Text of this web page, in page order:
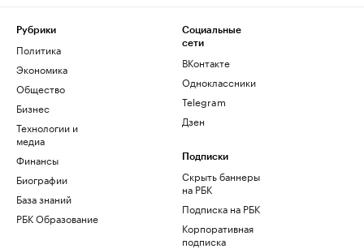
Рубрики
Политика
Экономика
Общество
Бизнес
Технологии и
медиа
Финансы
Биографии
База знаний
РБК Образование
Социальные
сети
ВКонтакте
Одноклассники
Telegram
Дзен
Подписки
Скрыть баннеры
на РБК
Подписка на РБК
Корпоративная
подписка